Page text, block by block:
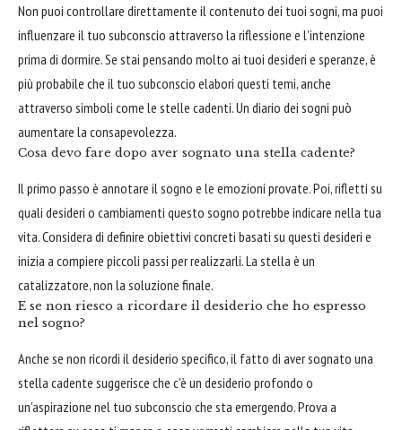
Non puoi controllare direttamente il contenuto dei tuoi sogni, ma puoi
influenzare il tuo subconscio attraverso la riflessione e l'intenzione
prima di dormire. Se stai pensando molto ai tuoi desideri e speranze, è
più probabile che il tuo subconscio elabori questi temi, anche
attraverso simboli come le stelle cadenti. Un diario dei sogni può
aumentare la consapevolezza.
Cosa devo fare dopo aver sognato una stella cadente?
Il primo passo è annotare il sogno e le emozioni provate. Poi, rifletti su
quali desideri o cambiamenti questo sogno potrebbe indicare nella tua
vita. Considera di definire obiettivi concreti basati su questi desideri e
inizia a compiere piccoli passi per realizzarli. La stella è un
catalizzatore, non la soluzione finale.
E se non riesco a ricordare il desiderio che ho espresso
nel sogno?
Anche se non ricordi il desiderio specifico, il fatto di aver sognato una
stella cadente suggerisce che c'è un desiderio profondo o
un'aspirazione nel tuo subconscio che sta emergendo. Prova a